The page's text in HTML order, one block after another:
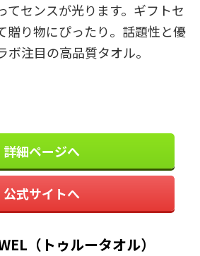
てセンスが光ります。ギフトセ
贈り物にぴったり。話題性と優
注目の高品質タオル。
詳細ページへ
公式サイトへ
（トゥルータオル）